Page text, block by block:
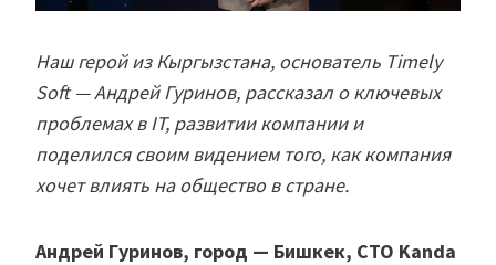
Наш герой из Кыргызстана, основатель Timely
Soft — Андрей Гуринов, рассказал о ключевых
проблемах в IT, развитии компании и
поделился своим видением того, как компания
хочет влиять на общество в стране.
Андрей Гуринов, город — Бишкек, СТО Kanda